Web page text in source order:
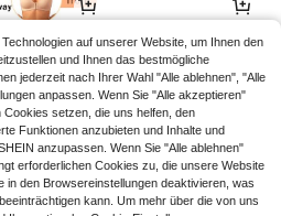
5,58€
auf unserer Website, um Ihnen den
und Ihnen das bestmögliche
jederzeit nach Ihrer Wahl "Alle ablehnen", "Alle
anpassen. Wenn Sie "Alle akzeptieren"
setzen, die uns helfen, den
Funktionen anzubieten und Inhalte und
anzupassen. Wenn Sie "Alle ablehnen"
erforderlichen Cookies zu, die unsere Website
in den Browsereinstellungen deaktivieren, was
kann. Um mehr über die von uns